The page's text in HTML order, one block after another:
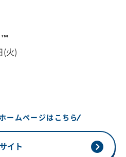
™
8月4日(火)
ームページはこちら
イト